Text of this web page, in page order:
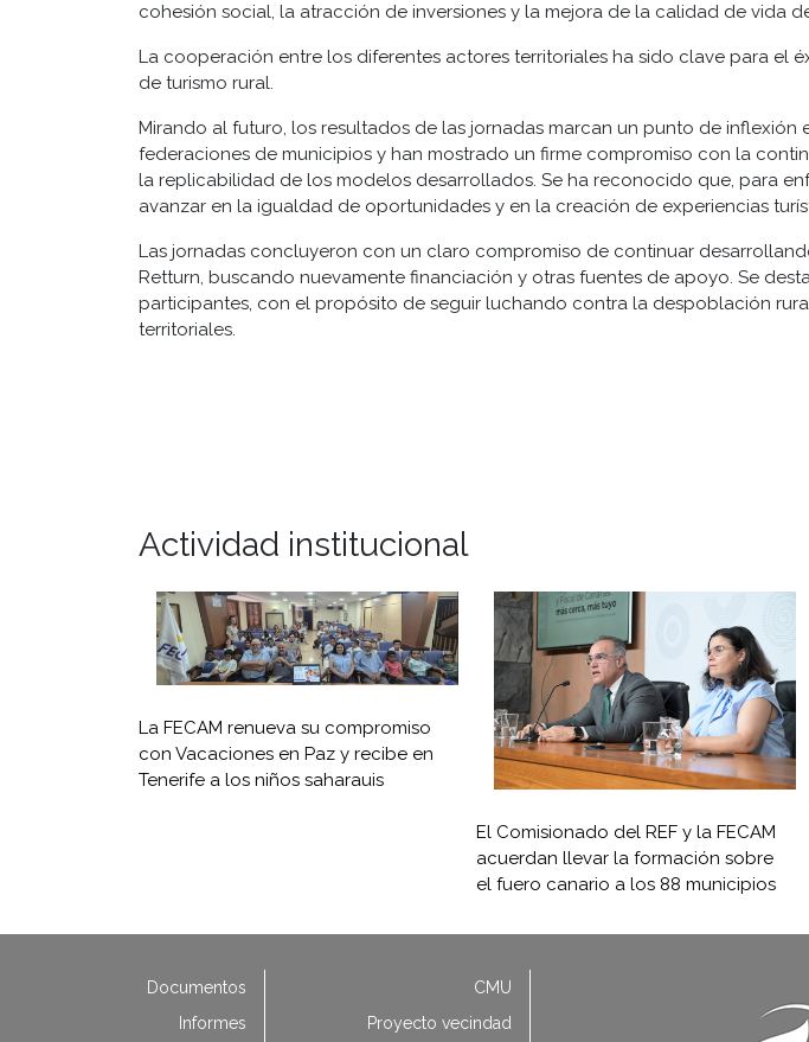
cohesión social, la atracción de inversiones y la mejora de la calidad de vida
La cooperación entre los diferentes actores territoriales ha sido clave para el
de turismo rural.
Mirando al futuro, los resultados de las jornadas marcan un punto de
federaciones de municipios y han mostrado un firme compromiso con la
la replicabilidad de los modelos desarrollados. Se ha reconocido que, para
avanzar en la igualdad de oportunidades y en la creación de experiencias
Las jornadas concluyeron con un claro compromiso de continuar
Retturn, buscando nuevamente financiación y otras fuentes de apoyo. Se
participantes, con el propósito de seguir luchando contra la despoblación
territoriales.
Actividad institucional
La FECAM renueva su compromiso
con Vacaciones en Paz y recibe en
Tenerife a los niños saharauis
El Comisionado del REF y la FECAM
acuerdan llevar la formación sobre
el fuero canario a los 88 municipios
Documentos
Informes
CMU
Proyecto vecindad